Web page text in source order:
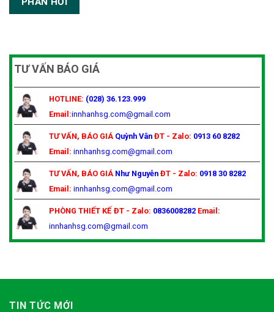
TƯ VẤN BÁO GIÁ
HOTLINE: (028) 36.123.999
Email:innhanhsg.com@gmail.com
TƯ VẤN, BÁO GIÁ Quỳnh Vân ĐT - Zalo: 0913 60 8282
Email: innhanhsg.com@gmail.com
TƯ VẤN, BÁO GIÁ Như Nguyễn ĐT - Zalo: 0918 30 8282
Email: innhanhsg.com@gmail.com
PHÒNG THIẾT KẾ ĐT - Zalo: 0836008282 Email:
innhanhsg.com@gmail.com
TIN TỨC MỚI